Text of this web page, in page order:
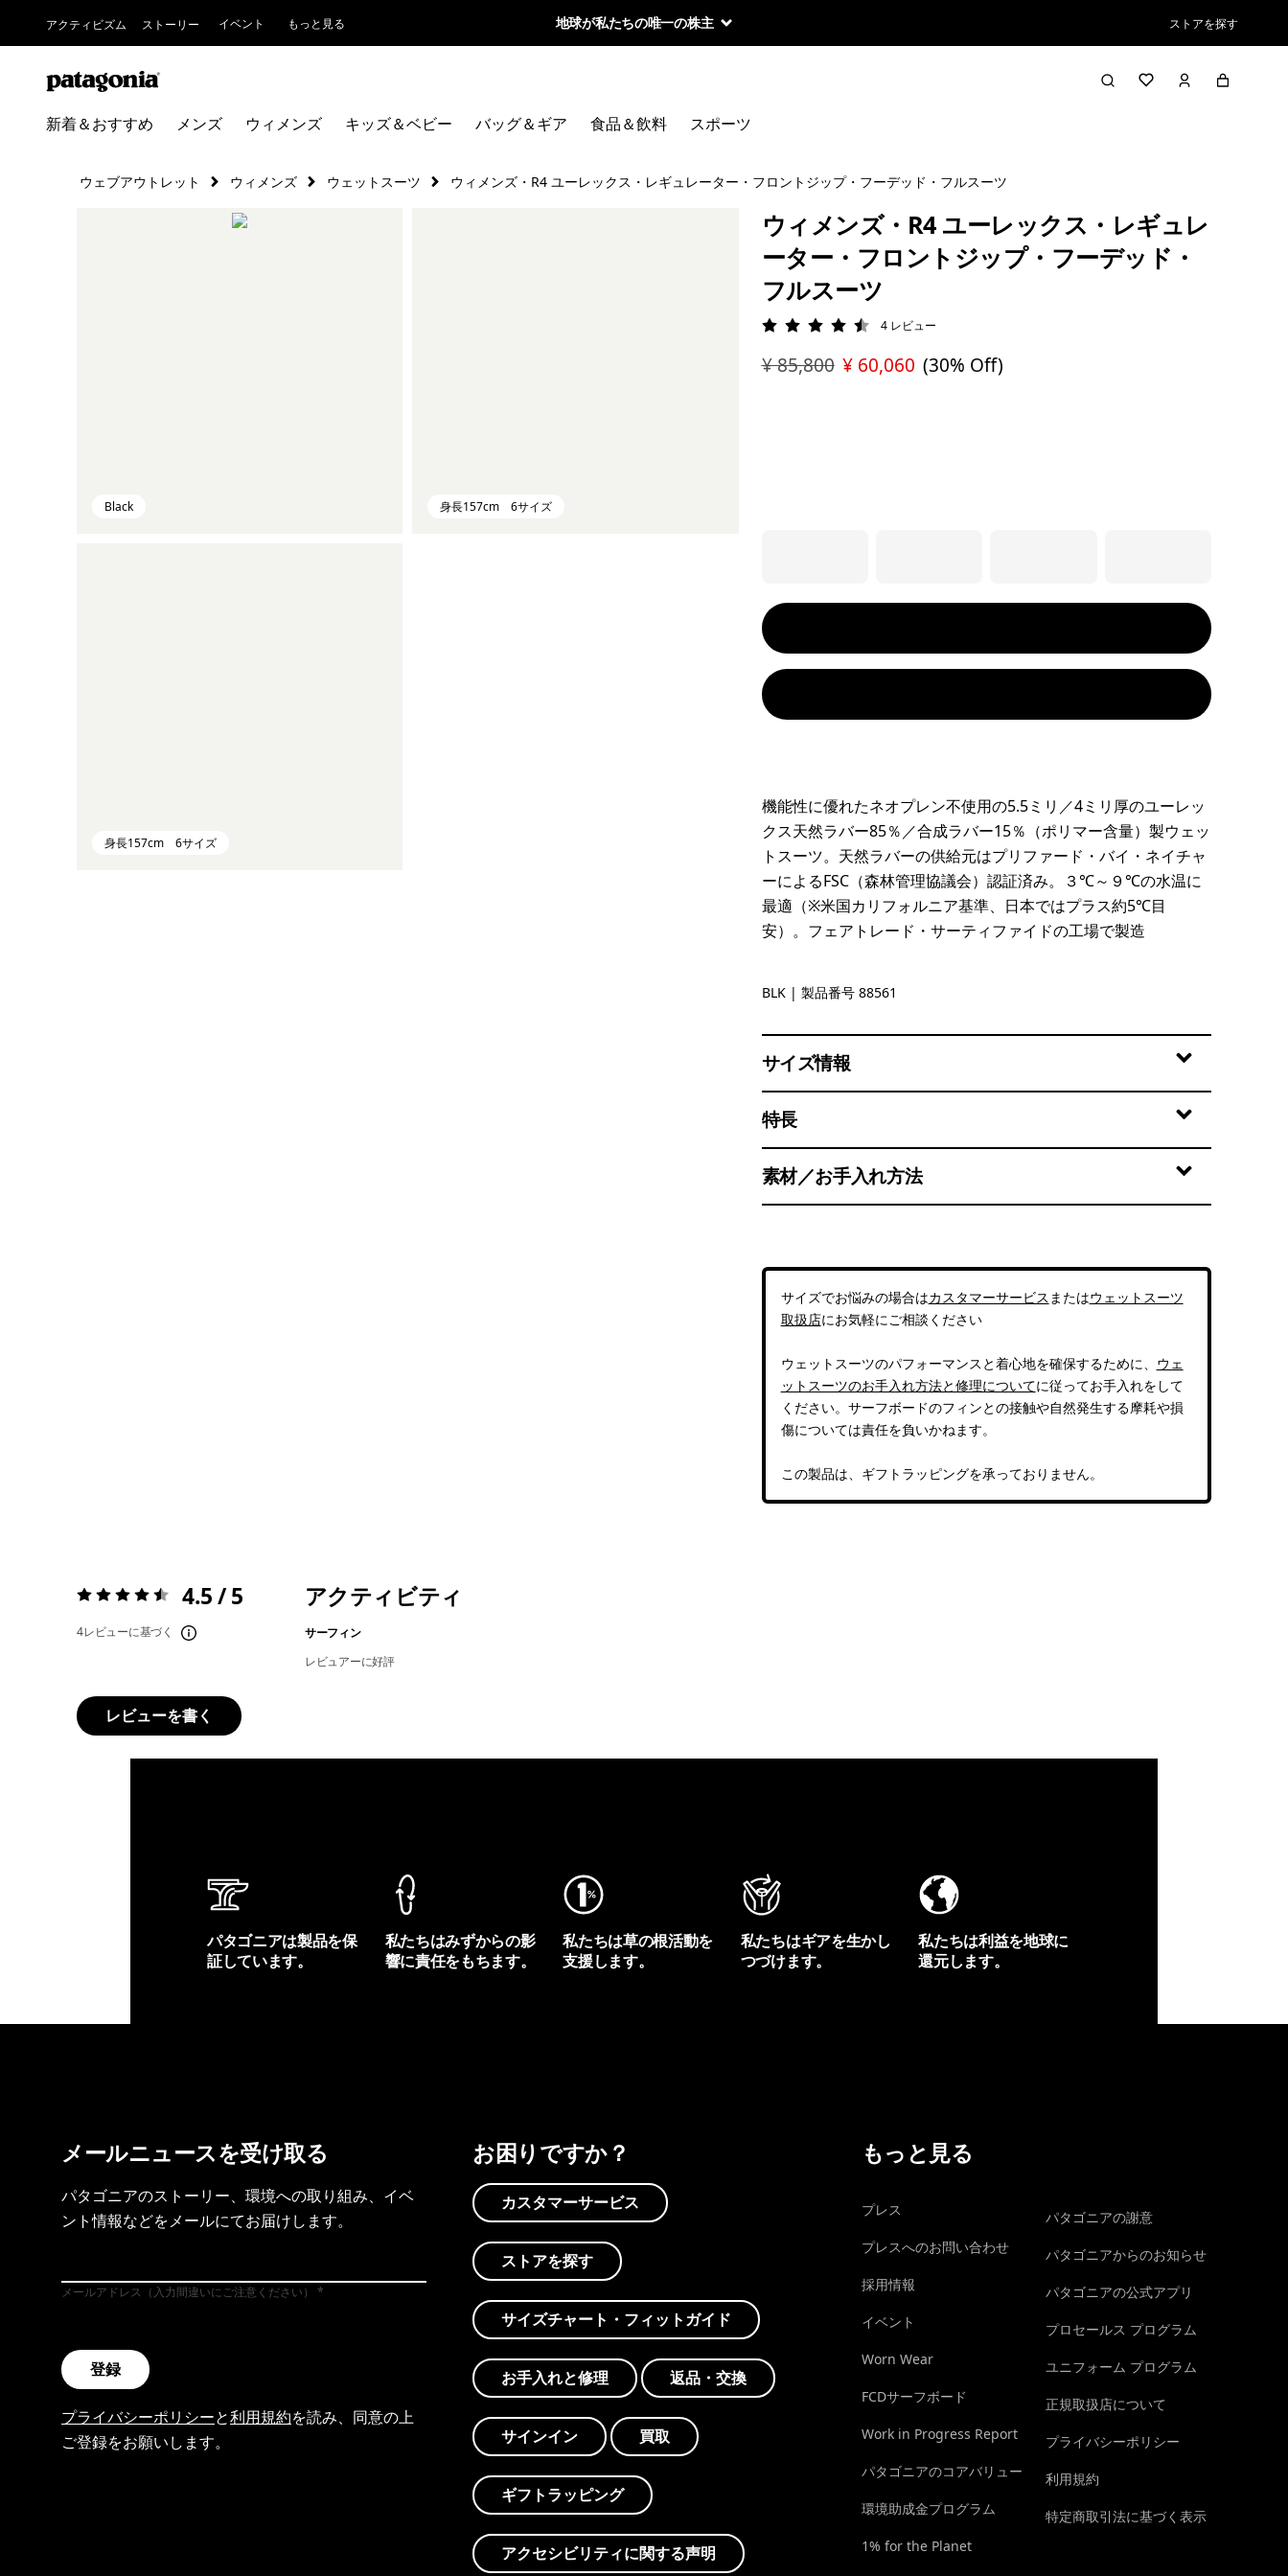
アクティビズム ストーリー イベント もっと見る 地球が私たちの唯一の株主 ストアを探す
新着＆おすすめ メンズ ウィメンズ キッズ＆ベビー バッグ＆ギア 食品＆飲料 スポーツ
ウェブアウトレット ウィメンズ ウェットスーツ ウィメンズ・R4 ユーレックス・レギュレーター・フロントジップ・フーデッド・フルスーツ
Black 身長157cm 6サイズ
身長157cm 6サイズ
ウィメンズ・R4 ユーレックス・レギュレ
ーター・フロントジップ・フーデッド・
フルスーツ
評価: 4.5 / 5
4 レビュー
¥ 85,800 ¥ 60,060 (30% Off)
機能性に優れたネオプレン不使用の5.5ミリ／4ミリ厚のユーレッ
クス天然ラバー85％／合成ラバー15％（ポリマー含量）製ウェッ
トスーツ。天然ラバーの供給元はプリファード・バイ・ネイチャ
ーによるFSC（森林管理協議会）認証済み。３℃～９℃の水温に
最適（※米国カリフォルニア基準、日本ではプラス約5℃目
安）。フェアトレード・サーティファイドの工場で製造
Black
BLK | 製品番号 88561
サイズ情報
特長
素材／お手入れ方法
サイズでお悩みの場合はカスタマーサービス またはウェットスーツ
取扱店にお気軽にご相談ください
ウェットスーツのパフォーマンスと着心地を確保するために、 ウェ
ットスーツのお手入れ方法と修理についてに従ってお手入れをして
ください。サーフボードのフィンとの接触や自然発生する摩耗や損
傷については責任を負いかねます。
この製品は、ギフトラッピングを承っておりません。
評価:4.5 / 5 4.5 / 5
4レビューに基づく
アクティビティ
サーフィン
レビュアーに好評
レビューを書く
パタゴニアは製品を保
証しています。
私たちはみずからの影
響に責任をもちます。
私たちは草の根活動を
支援します。
私たちはギアを生かし
つづけます。
私たちは利益を地球に
還元します。
メールニュースを受け取る
パタゴニアのストーリー、環境への取り組み、イベ
ント情報などをメールにてお届けします。
メールアドレス（入力間違いにご注意ください）
登録
プライバシーポリシーと利用規約を読み、同意の上
ご登録をお願いします。
お困りですか？
カスタマーサービス
ストアを探す
サイズチャート・フィットガイド
お手入れと修理 返品・交換
サインイン 買取
ギフトラッピング
アクセシビリティに関する声明
もっと見る
プレス
プレスへのお問い合わせ
採用情報
イベント
Worn Wear
FCDサーフボード
Work in Progress Report
パタゴニアのコアバリュー
環境助成金プログラム
1% for the Planet
パタゴニアの謝意
パタゴニアからのお知らせ
パタゴニアの公式アプリ
プロセールス プログラム
ユニフォーム プログラム
正規取扱店について
プライバシーポリシー
利用規約
特定商取引法に基づく表示